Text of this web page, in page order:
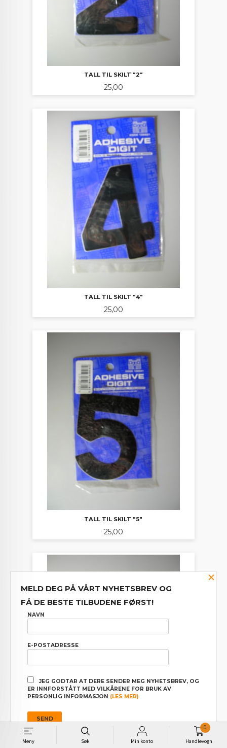
Meny Søk Min konto Handlevogn
0
TALL TIL SKILT "2"
Pris
25,00
TALL TIL SKILT "4"
Pris
25,00
TALL TIL SKILT "5"
Pris
25,00
TALL TIL SKILT "6"
×
MELD DEG PÅ VÅRT NYHETSBREV OG
FÅ DE BESTE TILBUDENE FØRST!
NAVN
E-POSTADRESSE
JEG GODTAR AT DERE SENDER MEG NYHETSBREV, OG
ER INNFORSTÅTT MED VILKÅRENE FOR BRUK AV
PERSONLIG INFORMASJON (LES MER)